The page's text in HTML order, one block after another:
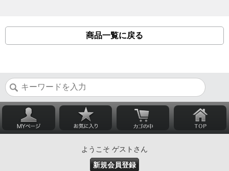
商品一覧に戻る
ようこそ ゲストさん
新規会員登録